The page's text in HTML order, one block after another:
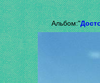
Альбом:"